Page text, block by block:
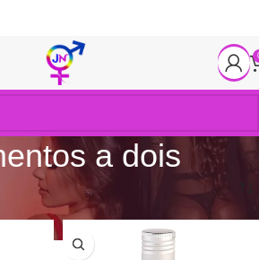
a dois
com a tag “momentos a dois”